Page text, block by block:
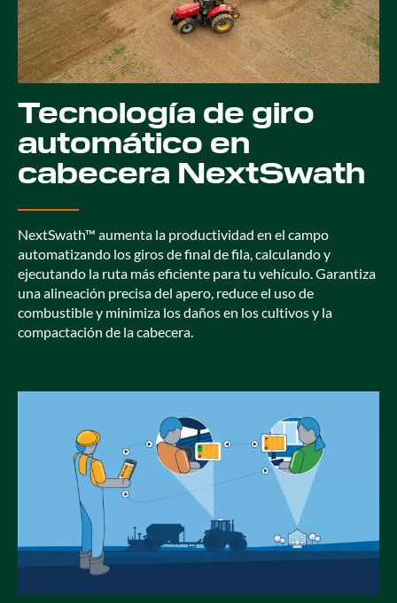
Tecnología de giro
automático en
cabecera NextSwath
NextSwath™ aumenta la productividad en el campo
automatizando los giros de final de fila, calculando y
ejecutando la ruta más eficiente para tu vehículo. Garantiza
una alineación precisa del apero, reduce el uso de
combustible y minimiza los daños en los cultivos y la
compactación de la cabecera.